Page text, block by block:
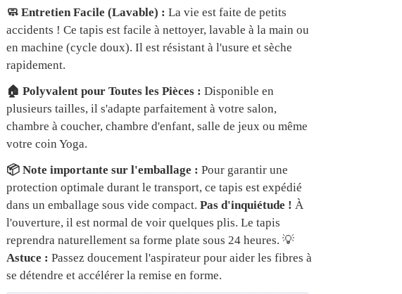
🧼 Entretien Facile (Lavable) : La vie est faite de petits
accidents ! Ce tapis est facile à nettoyer, lavable à la main ou
en machine (cycle doux). Il est résistant à l'usure et sèche
rapidement.
🏠 Polyvalent pour Toutes les Pièces : Disponible en
plusieurs tailles, il s'adapte parfaitement à votre salon,
chambre à coucher, chambre d'enfant, salle de jeux ou même
votre coin Yoga.
📦 Note importante sur l'emballage : Pour garantir une
protection optimale durant le transport, ce tapis est expédié
dans un emballage sous vide compact.Pas d'inquiétude ! À
l'ouverture, il est normal de voir quelques plis. Le tapis
reprendra naturellement sa forme plate sous 24 heures. 💡
Astuce : Passez doucement l'aspirateur pour aider les fibres à
se détendre et accélérer la remise en forme.